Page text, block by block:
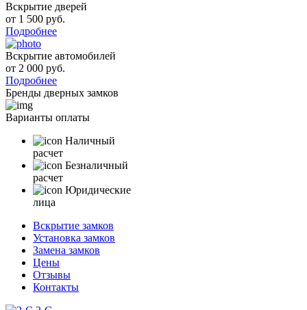
Вскрытие дверей
от 1 500 руб.
Подробнее
Вскрытие автомобилей
от 2 000 руб.
Подробнее
Бренды дверных замков
Варианты оплаты
Наличный
расчет
Безналичный
расчет
Юридические
лица
Вскрытие замков
Установка замков
Замена замков
Цены
Отзывы
Контакты